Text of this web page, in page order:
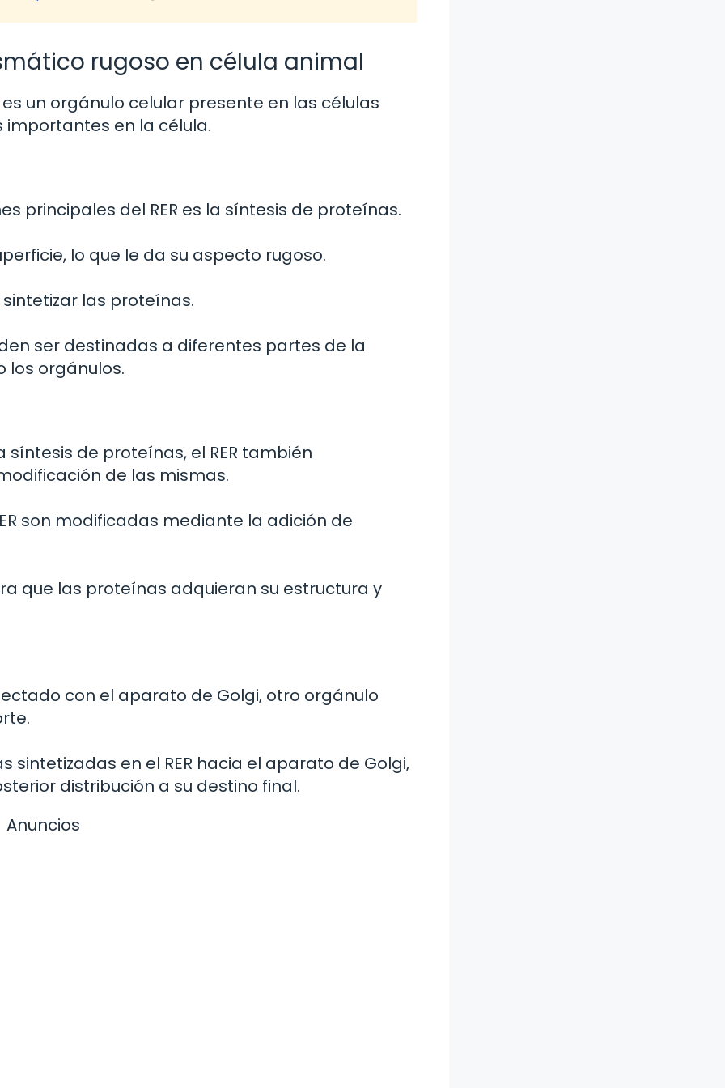
rugoso en célula animal
un orgánulo celular presente en las células
en la célula.
principales del RER es la síntesis de proteínas.
lo que le da su aspecto rugoso.
las proteínas.
ser destinadas a diferentes partes de la
los orgánulos.
de proteínas, el RER también
de las mismas.
son modificadas mediante la adición de
que las proteínas adquieran su estructura y
con el aparato de Golgi, otro orgánulo
en el RER hacia el aparato de Golgi,
distribución a su destino final.
Anuncios